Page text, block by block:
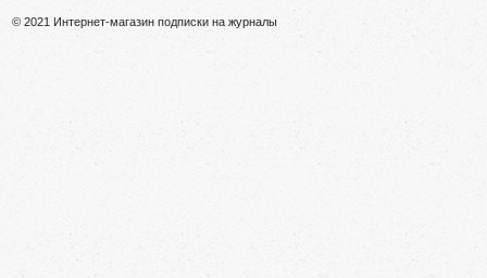
© 2021 Интернет-магазин подписки на журналы